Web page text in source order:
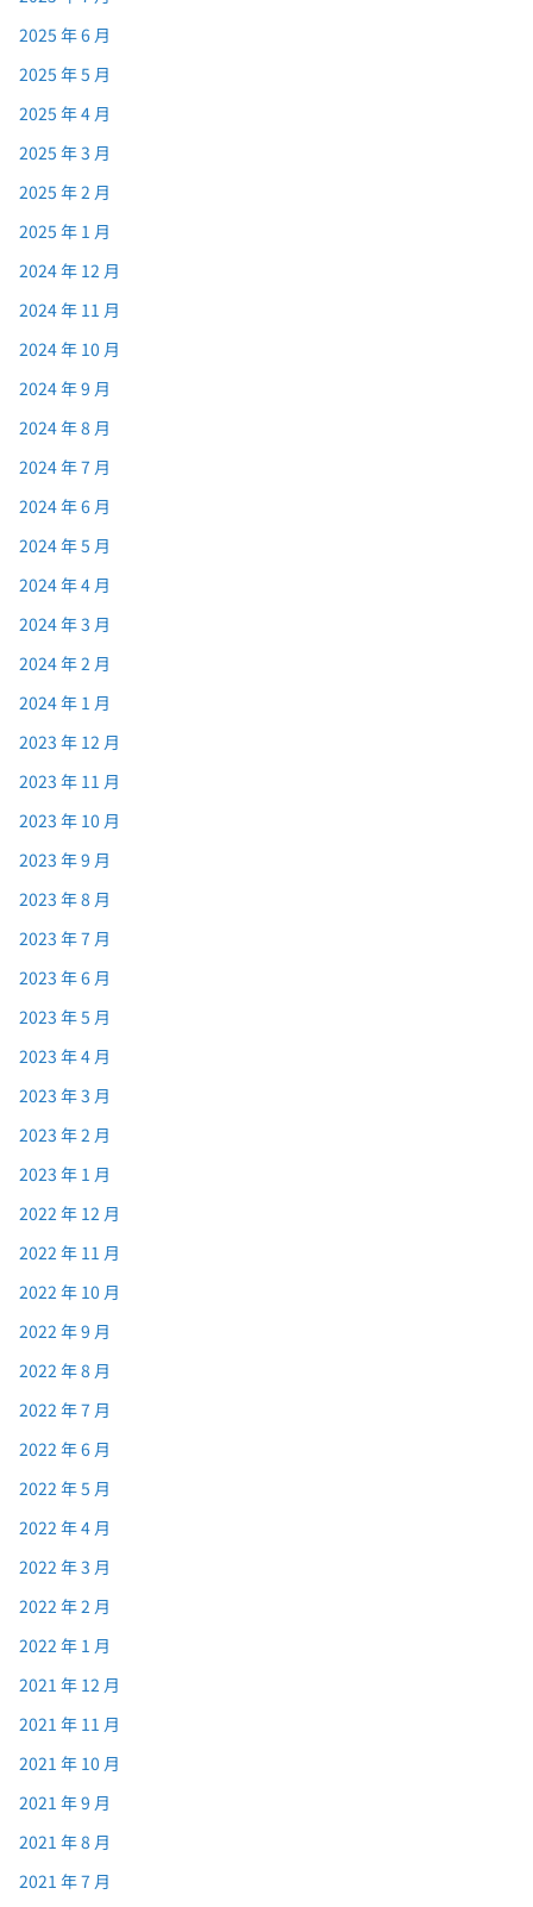
2025 年 6 月
2025 年 5 月
2025 年 4 月
2025 年 3 月
2025 年 2 月
2025 年 1 月
2024 年 12 月
2024 年 11 月
2024 年 10 月
2024 年 9 月
2024 年 8 月
2024 年 7 月
2024 年 6 月
2024 年 5 月
2024 年 4 月
2024 年 3 月
2024 年 2 月
2024 年 1 月
2023 年 12 月
2023 年 11 月
2023 年 10 月
2023 年 9 月
2023 年 8 月
2023 年 7 月
2023 年 6 月
2023 年 5 月
2023 年 4 月
2023 年 3 月
2023 年 2 月
2023 年 1 月
2022 年 12 月
2022 年 11 月
2022 年 10 月
2022 年 9 月
2022 年 8 月
2022 年 7 月
2022 年 6 月
2022 年 5 月
2022 年 4 月
2022 年 3 月
2022 年 2 月
2022 年 1 月
2021 年 12 月
2021 年 11 月
2021 年 10 月
2021 年 9 月
2021 年 8 月
2021 年 7 月